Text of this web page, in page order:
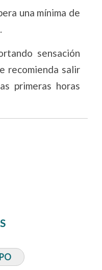
una mínima de
sensación
recomienda salir
primeras horas